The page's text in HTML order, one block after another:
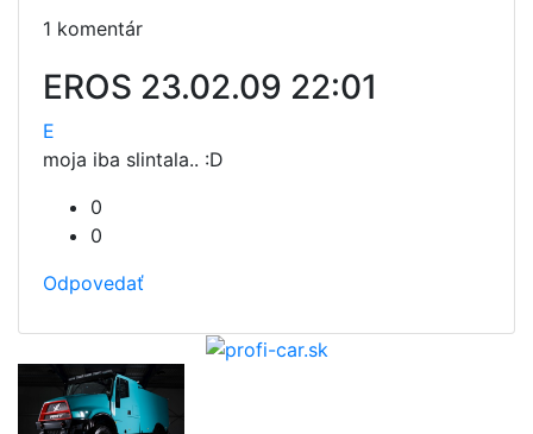
1 komentár
EROS 23.02.09 22:01
E
moja iba slintala.. :D
0
0
Odpovedať